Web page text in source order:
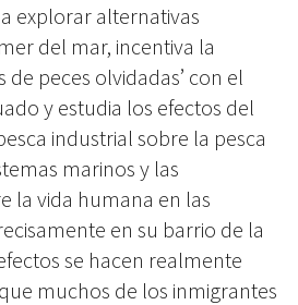
explorar alternativas
del mar, incentiva la
de peces olvidadas’ con el
y estudia los efectos del
industrial sobre la pesca
marinos y las
la vida humana en las
en su barrio de la
se hacen realmente
muchos de los inmigrantes